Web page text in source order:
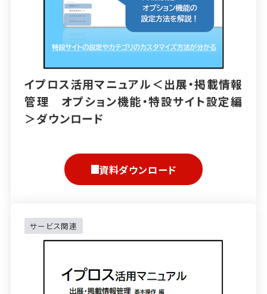
イプロス活用マニュアル＜出展・掲載情報
管理 オプション機能・特設サイト設定編
＞ダウンロード
資料ダウンロード
サービス関連